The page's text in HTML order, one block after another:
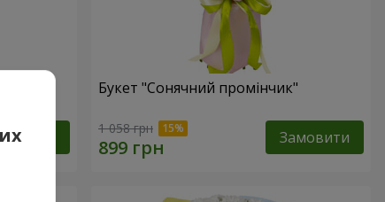
Букет "Сонячний промінчик"
1 058 грн Замовити